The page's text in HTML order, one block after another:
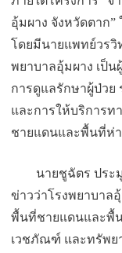
อุ้มผาง จังหวัดตาก”
โดยมีนายแพทย์วร
พยาบาลอุ้มผาง เป็
การดูแลรักษาผู้ป่วย
และการให้บริการท
ชายแดนและพื้นที่ห่า
นายชูฉัตร ประมูล
ข่าวว่าโรงพยาบาลอุ้
พื้นที่ชายแดนและพื้
เวชภัณฑ์ และทรัพย